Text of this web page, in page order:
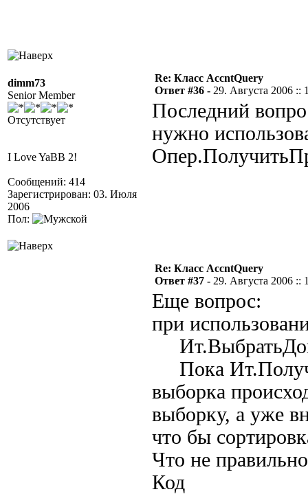
dimm73
Senior Member
Отсутствует
I Love YaBB 2!
Сообщений: 414
Зарегистрирован: 03. Июля
2006
Пол:
Re: Класс AccntQuery
Ответ #36 - 29. Августа 2006 ::
Последний
нужно
Re: Класс AccntQuery
Ответ #37 - 29. Августа 2006 ::
Еще вопрос:
при
Пока
выборка
выборку, а уже
что бы
Что не
Код